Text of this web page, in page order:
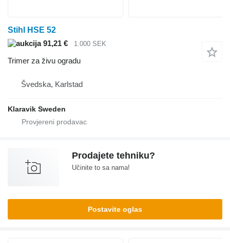
Stihl HSE 52
91,21 €
1.000 SEK
Trimer za živu ogradu
Švedska, Karlstad
Klaravik Sweden
Prodajete tehniku?
Učinite to sa nama!
Postavite oglas